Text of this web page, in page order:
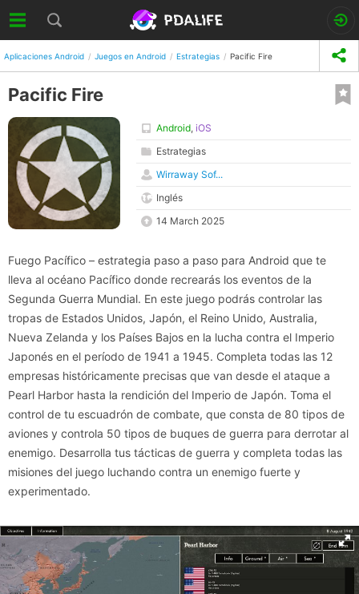
Aplicaciones Android Juegos en Android Estrategias Pacific Fire
Pacific Fire
Android, iOS
Estrategias
Wirraway Sof...
Inglés
14 March 2025
Fuego Pacífico – estrategia paso a paso para Android que te
lleva al océano Pacífico donde recrearás los eventos de la
Segunda Guerra Mundial. En este juego podrás controlar las
tropas de Estados Unidos, Japón, el Reino Unido, Australia,
Nueva Zelanda y los Países Bajos en la lucha contra el Imperio
Japonés en el período de 1941 a 1945. Completa todas las 12
empresas históricamente precisas que van desde el ataque a
Pearl Harbor hasta la rendición del Imperio de Japón. Toma el
control de tu escuadrón de combate, que consta de 80 tipos de
aviones y controla 50 tipos de buques de guerra para derrotar al
enemigo. Desarrolla tus tácticas de guerra y completa todas las
misiones del juego luchando contra un enemigo fuerte y
experimentado.